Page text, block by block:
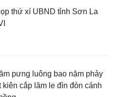
thứ xí UBND tỉnh Sơn La
pưng luông bao nặm phảy
kiên cắp lăm le đìn đòn cánh